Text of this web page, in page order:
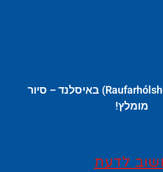
מערת לבה (Raufarhólshellir) באיסלנד – סיור
מומלץ!
לדעת